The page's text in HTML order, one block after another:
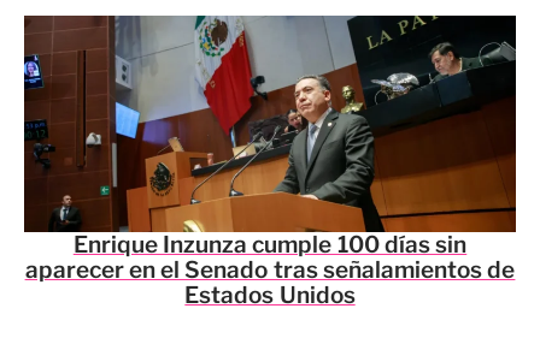
Enrique Inzunza cumple 100 días sin
aparecer en el Senado tras señalamientos de
Estados Unidos